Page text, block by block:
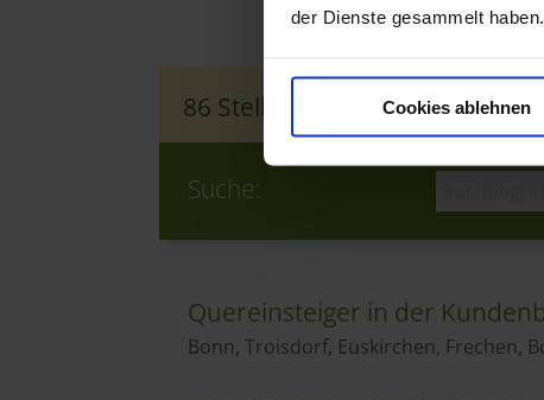
der Dienste gesammelt haben.
Cookies ablehnen